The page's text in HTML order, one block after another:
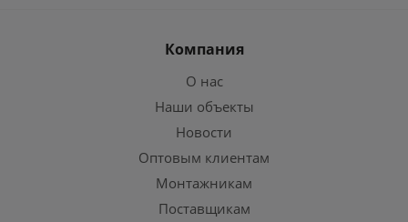
Компания
О нас
Наши объекты
Новости
Оптовым клиентам
Монтажникам
Поставщикам